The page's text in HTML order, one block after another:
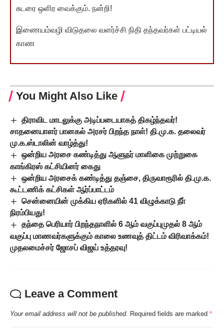
சுடரை ஒளிர வைக்கும். நன்றி!
இணையம்வழி விடுதலை வளர்ச்சி நிதி தந்தவர்கள் பட்டியல்
காண
You Might Also Like
திராவிட மாடலுக்கு அடிப்படையாகத் திகழ்ந்தவர்!
சாதனையாளர் பானகல் அரசர் பிறந்த நாள்! தி.மு.க. தலைவர்
மு.க.ஸ்டாலின் வாழ்த்து!
ஒன்றிய அரசை கண்டித்து ஆளுநர் மாளிகை முற்றுகை
காங்கிரஸ் கட்சியினர் கைது
ஒன்றிய அரசைக் கண்டித்து தஞ்சை, திருவாரூரில் தி.மு.க.
கூட்டணிக் கட்சிகள் ஆர்ப்பாட்டம்
சென்னையின் முக்கிய ஏரிகளில் 41 விழுக்காடு நீா்
நிரம்பியது!
தந்தை பெரியார் பிறந்தநாளில் 6 ஆம் வகுப்புமுதல் 8 ஆம்
வகுப்பு மாணவர்களுக்கும் காலை உணவுத் திட்டம் விரிவாக்கம்!
முதலமைச்சர் ஜோசப் விஜய் உத்தரவு!
Leave a Comment
Your email address will not be published. Required fields are marked *